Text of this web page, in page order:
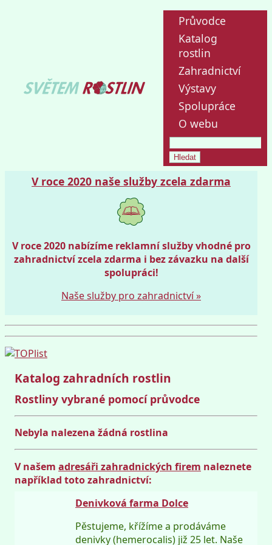
Průvodce
Katalog
rostlin
Zahradnictví
Výstavy
Spolupráce
O webu
V roce 2020 naše služby zcela zdarma
V roce 2020 nabízíme reklamní služby vhodné pro
zahradnictví zcela zdarma i bez závazku na další
spolupráci!
Naše služby pro zahradnictví »
Katalog zahradních rostlin
Rostliny vybrané pomocí průvodce
Nebyla nalezena žádná rostlina
V našem adresáři zahradnických firem naleznete
například toto zahradnictví:
Denivková farma Dolce
Pěstujeme, křížíme a prodáváme
denivky (hemerocalis) již 25 let. Naše